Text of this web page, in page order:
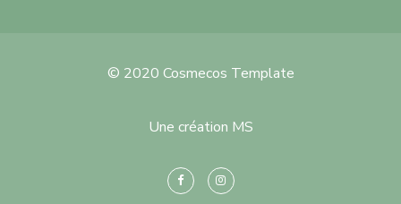
© 2020 Cosmecos Template
Une création MS